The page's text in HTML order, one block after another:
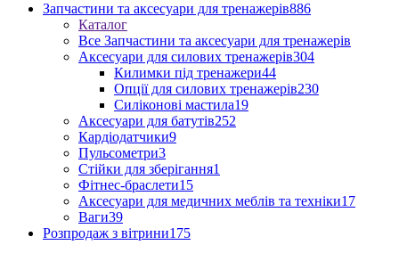
Запчастини та аксесуари для тренажерів886
Каталог
Все Запчастини та аксесуари для тренажерів
Аксесуари для силових тренажерів304
Килимки під тренажери44
Опції для силових тренажерів230
Силіконові мастила19
Аксесуари для батутів252
Кардіодатчики9
Пульсометри3
Стійки для зберігання1
Фітнес-браслети15
Аксесуари для медичних меблів та техніки17
Ваги39
Розпродаж з вітрини175